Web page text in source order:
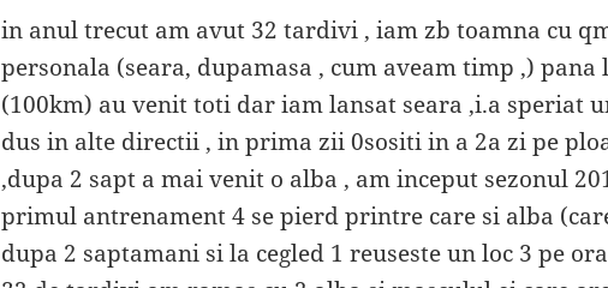
in anul trecut am avut 32 tardivi , iam zb toamna cu
personala (seara, dupamasa , cum aveam timp ,) pana
(100km) au venit toti dar iam lansat seara ,i.a speriat
dus in alte directii , in prima zii 0sositi in a 2a zi pe
,dupa 2 sapt a mai venit o alba , am inceput sezonul
primul antrenament 4 se pierd printre care si alba
dupa 2 saptamani si la cegled 1 reuseste un loc 3 pe